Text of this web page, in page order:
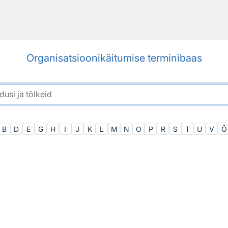
Organisatsioonikäitumise terminibaas
B D E G H I J K L M N O P R S T U V Õ